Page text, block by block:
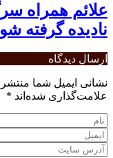
علائم همراه
نادیده گرفته
ارسال دیدگاه
نشانی ایمیل شما
علامت‌گذاری شده‌اند *